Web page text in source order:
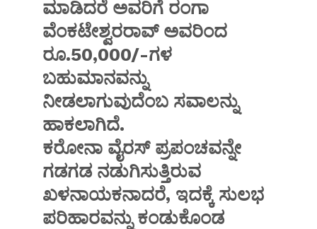
ಮಾಡಿದರೆ ಅವರಿಗೆ ರಂಗಾ
ವೆಂಕಟೇಶ್ವರರಾವ್ ಅವರಿಂದ
ರೂ.50,000/-ಗಳ
ಬಹುಮಾನವನ್ನು
ನೀಡಲಾಗುವುದೆಂಬ ಸವಾಲನ್ನು
ಹಾಕಲಾಗಿದೆ.
ಕರೋನಾ ವೈರಸ್ ಪ್ರಪಂಚವನ್ನೇ
ಗಡಗಡ ನಡುಗಿಸುತ್ತಿರುವ
ಖಳನಾಯಕನಾದರೆ, ಇದಕ್ಕೆ ಸುಲಭ
ಪರಿಹಾರವನ್ನು ಕಂಡುಕೊಂಡ